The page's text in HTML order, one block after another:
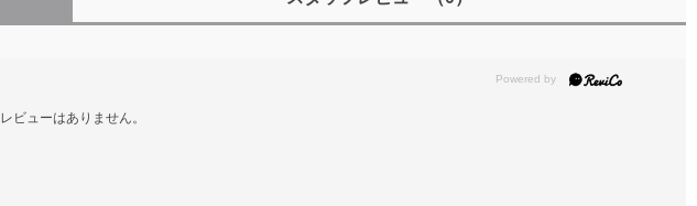
レビューはありません。